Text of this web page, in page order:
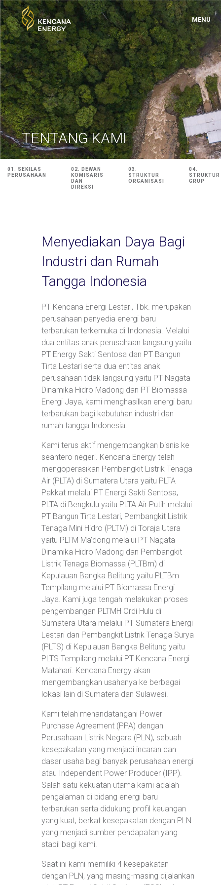
MENU
TENTANG KAMI
01. SEKILAS
PERUSAHAAN
02. DEWAN
KOMISARIS
DAN
DIREKSI
03.
STRUKTUR
ORGANISASI
04.
STRUKTUR
GRUP
Menyediakan Daya Bagi
Industri dan Rumah
Tangga Indonesia
PT Kencana Energi Lestari, Tbk. merupakan
perusahaan penyedia energi baru
terbarukan terkemuka di Indonesia. Melalui
dua entitas anak perusahaan langsung yaitu
PT Energy Sakti Sentosa dan PT Bangun
Tirta Lestari serta dua entitas anak
perusahaan tidak langsung yaitu PT Nagata
Dinamika Hidro Madong dan PT Biomassa
Energi Jaya, kami menghasilkan energi baru
terbarukan bagi kebutuhan industri dan
rumah tangga Indonesia.
Kami terus aktif mengembangkan bisnis ke
seantero negeri. Kencana Energy telah
mengoperasikan Pembangkit Listrik Tenaga
Air (PLTA) di Sumatera Utara yaitu PLTA
Pakkat melalui PT Energi Sakti Sentosa,
PLTA di Bengkulu yaitu PLTA Air Putih melalui
PT Bangun Tirta Lestari, Pembangkit Listrik
Tenaga Mini Hidro (PLTM) di Toraja Utara
yaitu PLTM Ma’dong melalui PT Nagata
Dinamika Hidro Madong dan Pembangkit
Listrik Tenaga Biomassa (PLTBm) di
Kepulauan Bangka Belitung yaitu PLTBm
Tempilang melalui PT Biomassa Energi
Jaya. Kami juga tengah melakukan proses
pengembangan PLTMH Ordi Hulu di
Sumatera Utara melalui PT Sumatera Energi
Lestari dan Pembangkit Listrik Tenaga Surya
(PLTS) di Kepulauan Bangka Belitung yaitu
PLTS Tempilang melalui PT Kencana Energi
Matahari. Kencana Energy akan
mengembangkan usahanya ke berbagai
lokasi lain di Sumatera dan Sulawesi.
Kami telah menandatangani Power
Purchase Agreement (PPA) dengan
Perusahaan Listrik Negara (PLN), sebuah
kesepakatan yang menjadi incaran dan
dasar usaha bagi banyak perusahaan energi
atau Independent Power Producer (IPP).
Salah satu kekuatan utama kami adalah
pengalaman di bidang energi baru
terbarukan serta didukung profil keuangan
yang kuat, berkat kesepakatan dengan PLN
yang menjadi sumber pendapatan yang
stabil bagi kami.
Saat ini kami memiliki 4 kesepakatan
dengan PLN, yang masing-masing dijalankan